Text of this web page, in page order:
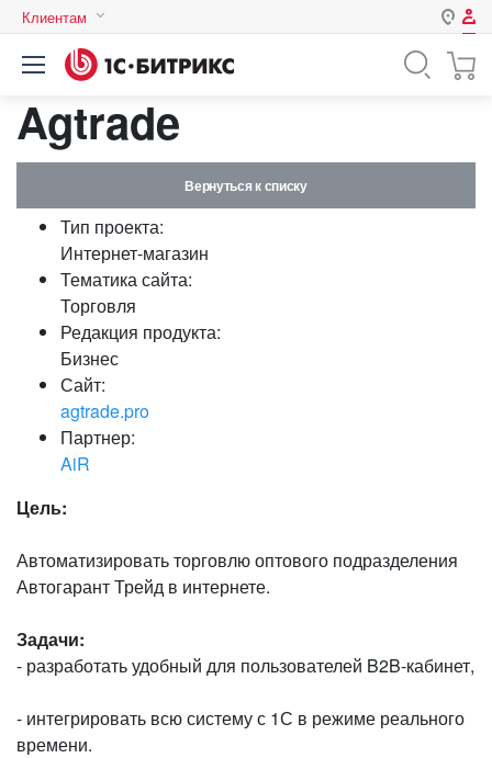
Клиентам
Авторизация
Логин
Пароль
Agtrade
Вернуться к списку
Тип проекта:
Интернет-магазин
Тематика сайта:
Торговля
Редакция продукта:
Бизнес
Сайт:
agtrade.pro
Партнер:
AiR
Цель:
Автоматизировать торговлю оптового подразделения
Автогарант Трейд в интернете.
Задачи:
- разработать удобный для пользователей B2B-кабинет,
- интегрировать всю систему с 1С в режиме реального
времени.